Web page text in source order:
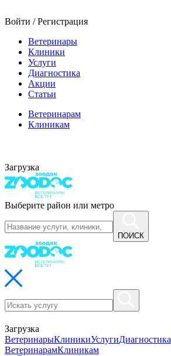
Войти / Регистрация
Ветеринары
Клиники
Услуги
Диагностика
Акции
Статьи
Ветеринарам
Клиникам
Загрузка
Выберите район или метро
ПОИСК
Загрузка
ВетеринарыКлиникиУслугиДиагностика
ВетеринарамКлиникам